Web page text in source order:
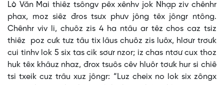
Lò Văn Mai thiêz tsôngv pêx xênhv jok Nhạp ziv chênhr
phax, moz siêz đros tsưx phưv jông têx jôngr ntông.
Chênhr viv li, chuôz zis 4 ha ntâu ar têz chos caz tsiz
thiêz poz cưk tưz tâu tix lâus chuôz zis luôx, hlơưr trơưk
cui tinhv lok 5 six tas cik sơưr nzor; iz chas ntơư cux thoz
huk têx khâuz nhaz, đrox tsuôs cêv hluôr tơưk hur si chiê
tsi txeik cuz trâu xuz jôngr: “Luz cheix no lok six zôngx